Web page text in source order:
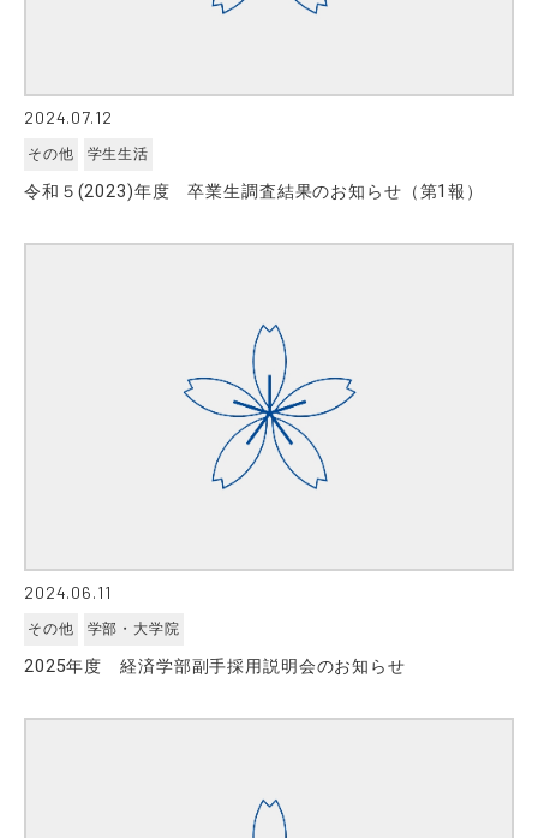
2024.07.12
その他 学生生活
令和５(2023)年度 卒業生調査結果のお知らせ（第1報）
2024.06.11
その他 学部・大学院
2025年度 経済学部副手採用説明会のお知らせ